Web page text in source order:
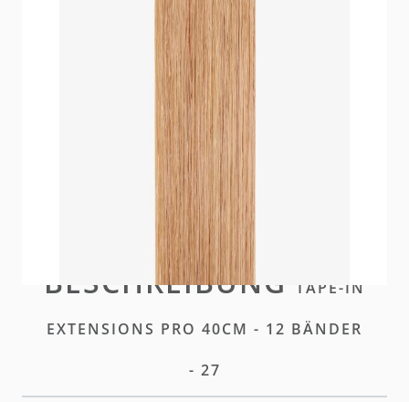
Unser Premium Tape für maximale Unauffälligkeit
und nahtlose Integration. Ein Hybrid aus unseren
Standard und Plus Tapes.
oder ein Konto erstellen
BESCHREIBUNG TAPE-IN
EXTENSIONS PRO 40CM - 12 BÄNDER
- 27